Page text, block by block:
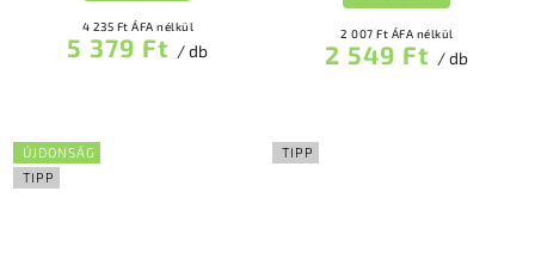
4 235 Ft ÁFA nélkül
5 379 Ft / db
2 007 Ft ÁFA nélkül
2 549 Ft / db
ÚJDONSÁG
TIPP
TIPP